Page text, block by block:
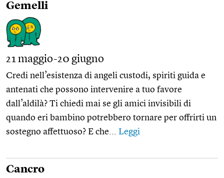
Gemelli
21 maggio-20 giugno
Credi nell’esistenza di angeli custodi, spiriti guida e
antenati che possono intervenire a tuo favore
dall’aldilà? Ti chiedi mai se gli amici invisibili di
quando eri bambino potrebbero tornare per offrirti un
sostegno affettuoso? E che... Leggi
Cancro